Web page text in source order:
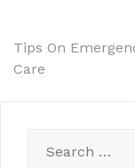
Post
Tips On
Care
for: